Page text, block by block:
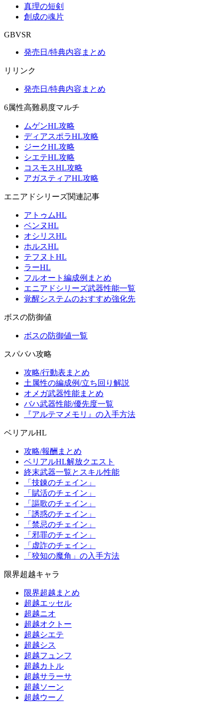
真理の短剣
創成の魂片
GBVSR
発売日/特典内容まとめ
リリンク
発売日/特典内容まとめ
6属性高難易度マルチ
ムゲンHL攻略
ディアスポラHL攻略
ジークHL攻略
シエテHL攻略
コスモスHL攻略
アガスティアHL攻略
エニアドシリーズ関連記事
アトゥムHL
ベンヌHL
オシリスHL
ホルスHL
テフヌトHL
ラーHL
フルオート編成例まとめ
エニアドシリーズ武器性能一覧
覚醒システムのおすすめ強化先
ボスの防御値
ボスの防御値一覧
スパバハ攻略
攻略/行動表まとめ
土属性の編成例/立ち回り解説
オメガ武器性能まとめ
バハ武器性能/優先度一覧
『アルテマメモリ』の入手方法
ベリアルHL
攻略/報酬まとめ
ベリアルHL解放クエスト
終末武器一覧とスキル性能
「技錬のチェイン」
「賦活のチェイン」
「謳歌のチェイン」
「誘惑のチェイン」
「禁忌のチェイン」
「邪罪のチェイン」
「虚詐のチェイン」
「狡知の魔角」の入手方法
限界超越キャラ
限界超越まとめ
超越エッセル
超越ニオ
超越オクトー
超越シエテ
超越シス
超越フュンフ
超越カトル
超越サラーサ
超越ソーン
超越ウーノ